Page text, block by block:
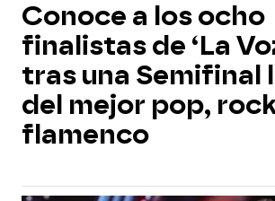
Conoce a los ocho
finalistas de ‘La
tras una Semifinal
del mejor pop,
flamenco